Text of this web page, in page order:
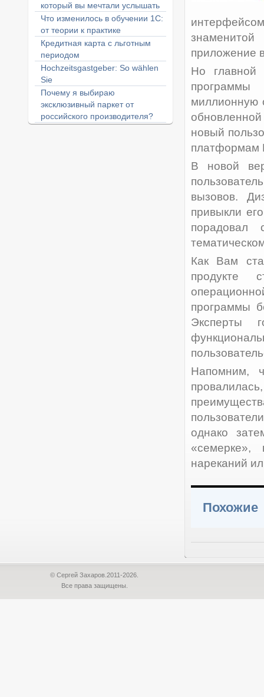
который вы мечтали услышать
Что изменилось в обучении 1С:
от теории к практике
Кредитная карта с льготным
периодом
Hochzeitsgastgeber: So wählen
Sie
Почему я выбираю
эксклюзивный паркет от
российского производителя?
приложение
Но главной
миллионную
новый
платформам
В новой
вызовов.
привыкли
порадовал
Как Вам
продукте
программы
Эксперты
Напомним,
однако
нареканий
Похожие
© Сергей Захаров.2011-2026.
Все права защищены.